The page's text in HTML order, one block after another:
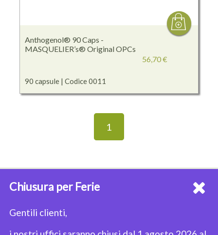
Anthogenol® 90 Caps -
MASQUELIER’s® Original OPCs
90 capsule | Codice 0011
56,70 €
1
NEWSLETTER
Chiusura per Ferie
Gentili clienti,